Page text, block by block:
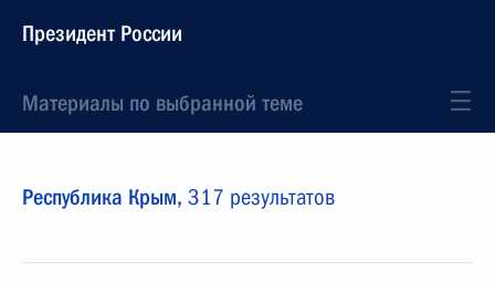
Президент России
Материалы по выбранной теме
Республика Крым, 317 результатов